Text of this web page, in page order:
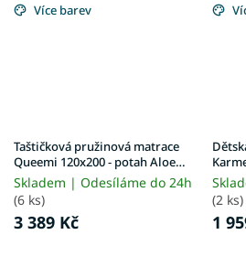
Více barev
Taštičková pružinová matrace
Queemi 120x200 - potah Aloe
Vera
Skladem | Odesíláme do 24h
(6 ks)
3 389 Kč
(2 ks)
1